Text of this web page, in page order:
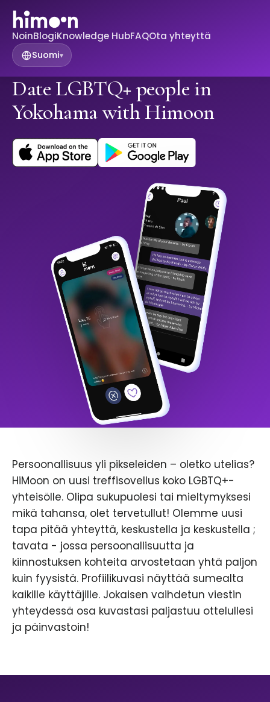
NoinBlogiKnowledge HubFAQOta yhteyttä
Suomi▾
Date LGBTQ+ people in
Yokohama with Himoon
Persoonallisuus yli pikseleiden – oletko utelias?
HiMoon on uusi treffisovellus koko LGBTQ+-
yhteisölle. Olipa sukupuolesi tai mieltymyksesi
mikä tahansa, olet tervetullut! Olemme uusi
tapa pitää yhteyttä, keskustella ja keskustella ;
tavata - jossa persoonallisuutta ja
kiinnostuksen kohteita arvostetaan yhtä paljon
kuin fyysistä. Profiilikuvasi näyttää sumealta
kaikille käyttäjille. Jokaisen vaihdetun viestin
yhteydessä osa kuvastasi paljastuu ottelullesi
ja päinvastoin!